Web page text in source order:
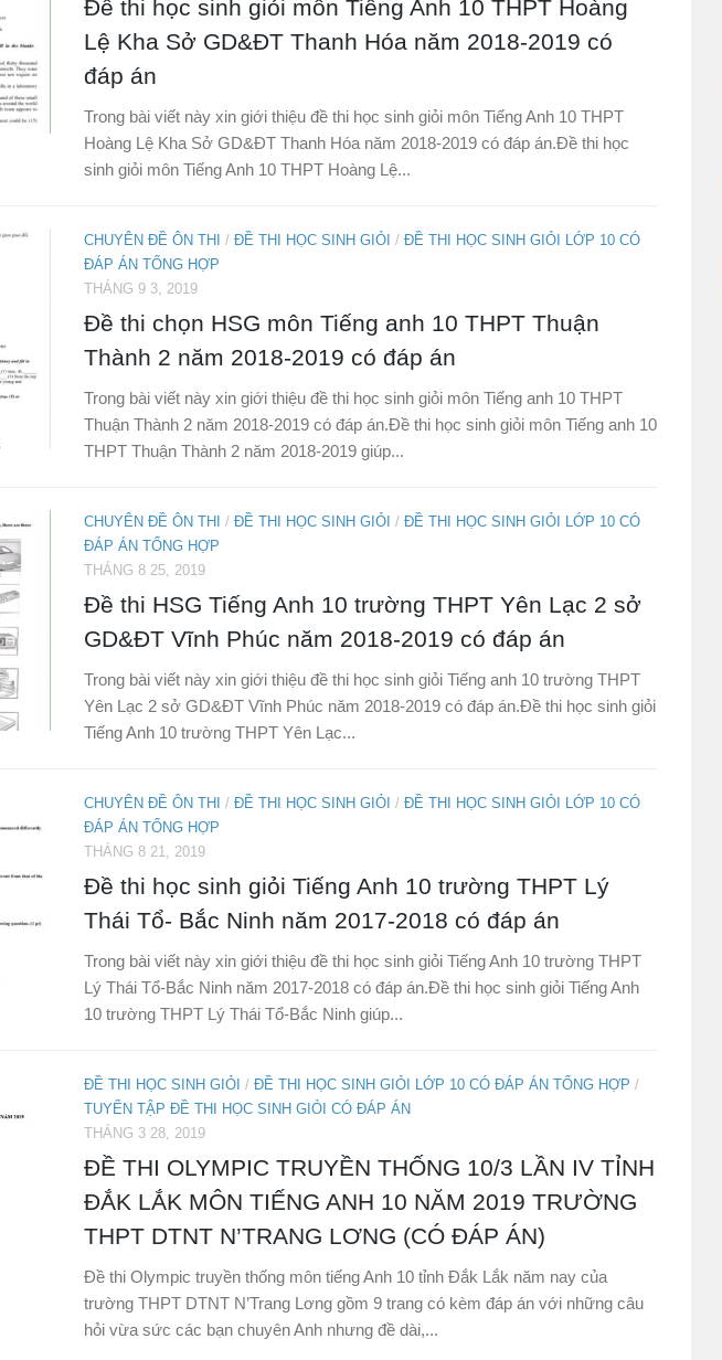
Đề thi học sinh giỏi môn Tiếng Anh 10 THPT Hoàng
Lệ Kha Sở GD&ĐT Thanh Hóa năm 2018-2019 có
đáp án
Trong bài viết này xin giới thiệu đề thi học sinh giỏi môn Tiếng Anh 10 THPT
Hoàng Lệ Kha Sở GD&ĐT Thanh Hóa năm 2018-2019 có đáp án.Đề thi học
sinh giỏi môn Tiếng Anh 10 THPT Hoàng Lệ...
CHUYÊN ĐỀ ÔN THI / ĐỀ THI HỌC SINH GIỎI / ĐỀ THI HỌC SINH GIỎI LỚP 10 CÓ
ĐÁP ÁN TỔNG HỢP
THÁNG 9 3, 2019
Đề thi chọn HSG môn Tiếng anh 10 THPT Thuận
Thành 2 năm 2018-2019 có đáp án
Trong bài viết này xin giới thiệu đề thi học sinh giỏi môn Tiếng anh 10 THPT
Thuận Thành 2 năm 2018-2019 có đáp án.Đề thi học sinh giỏi môn Tiếng anh 10
THPT Thuận Thành 2 năm 2018-2019 giúp...
CHUYÊN ĐỀ ÔN THI / ĐỀ THI HỌC SINH GIỎI / ĐỀ THI HỌC SINH GIỎI LỚP 10 CÓ
ĐÁP ÁN TỔNG HỢP
THÁNG 8 25, 2019
Đề thi HSG Tiếng Anh 10 trường THPT Yên Lạc 2 sở
GD&ĐT Vĩnh Phúc năm 2018-2019 có đáp án
Trong bài viết này xin giới thiệu đề thi học sinh giỏi Tiếng anh 10 trường THPT
Yên Lạc 2 sở GD&ĐT Vĩnh Phúc năm 2018-2019 có đáp án.Đề thi học sinh giỏi
Tiếng Anh 10 trường THPT Yên Lạc...
CHUYÊN ĐỀ ÔN THI / ĐỀ THI HỌC SINH GIỎI / ĐỀ THI HỌC SINH GIỎI LỚP 10 CÓ
ĐÁP ÁN TỔNG HỢP
THÁNG 8 21, 2019
Đề thi học sinh giỏi Tiếng Anh 10 trường THPT Lý
Thái Tổ- Bắc Ninh năm 2017-2018 có đáp án
Trong bài viết này xin giới thiệu đề thi học sinh giỏi Tiếng Anh 10 trường THPT
Lý Thái Tổ-Bắc Ninh năm 2017-2018 có đáp án.Đề thi học sinh giỏi Tiếng Anh
10 trường THPT Lý Thái Tổ-Bắc Ninh giúp...
ĐỀ THI HỌC SINH GIỎI / ĐỀ THI HỌC SINH GIỎI LỚP 10 CÓ ĐÁP ÁN TỔNG HỢP /
TUYỂN TẬP ĐỀ THI HỌC SINH GIỎI CÓ ĐÁP ÁN
THÁNG 3 28, 2019
ĐỀ THI OLYMPIC TRUYỀN THỐNG 10/3 LẦN IV TỈNH
ĐẮK LẮK MÔN TIẾNG ANH 10 NĂM 2019 TRƯỜNG
THPT DTNT N’TRANG LƠNG (CÓ ĐÁP ÁN)
Đề thi Olympic truyền thống môn tiếng Anh 10 tỉnh Đắk Lắk năm nay của
trường THPT DTNT N’Trang Lơng gồm 9 trang có kèm đáp án với những câu
hỏi vừa sức các bạn chuyên Anh nhưng đề dài,...